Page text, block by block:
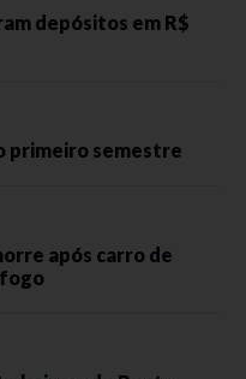
depósitos em R$
primeiro semestre
após carro de